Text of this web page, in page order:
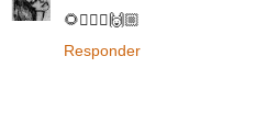
🌻🧘🏻‍♀️🙌🏼
Responder